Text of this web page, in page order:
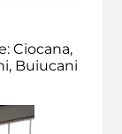
Ciocana,
Buiucani